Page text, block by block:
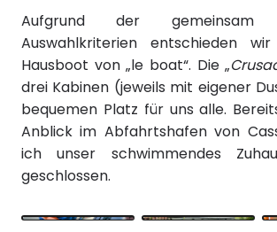
Aufgrund der gemeinsam
Auswahlkriterien entschieden
Hausboot von „le boat“. Die „
drei Kabinen (jeweils mit eigener
bequemen Platz für uns alle.
Anblick im Abfahrtshafen von
ich unser schwimmendes
geschlossen.